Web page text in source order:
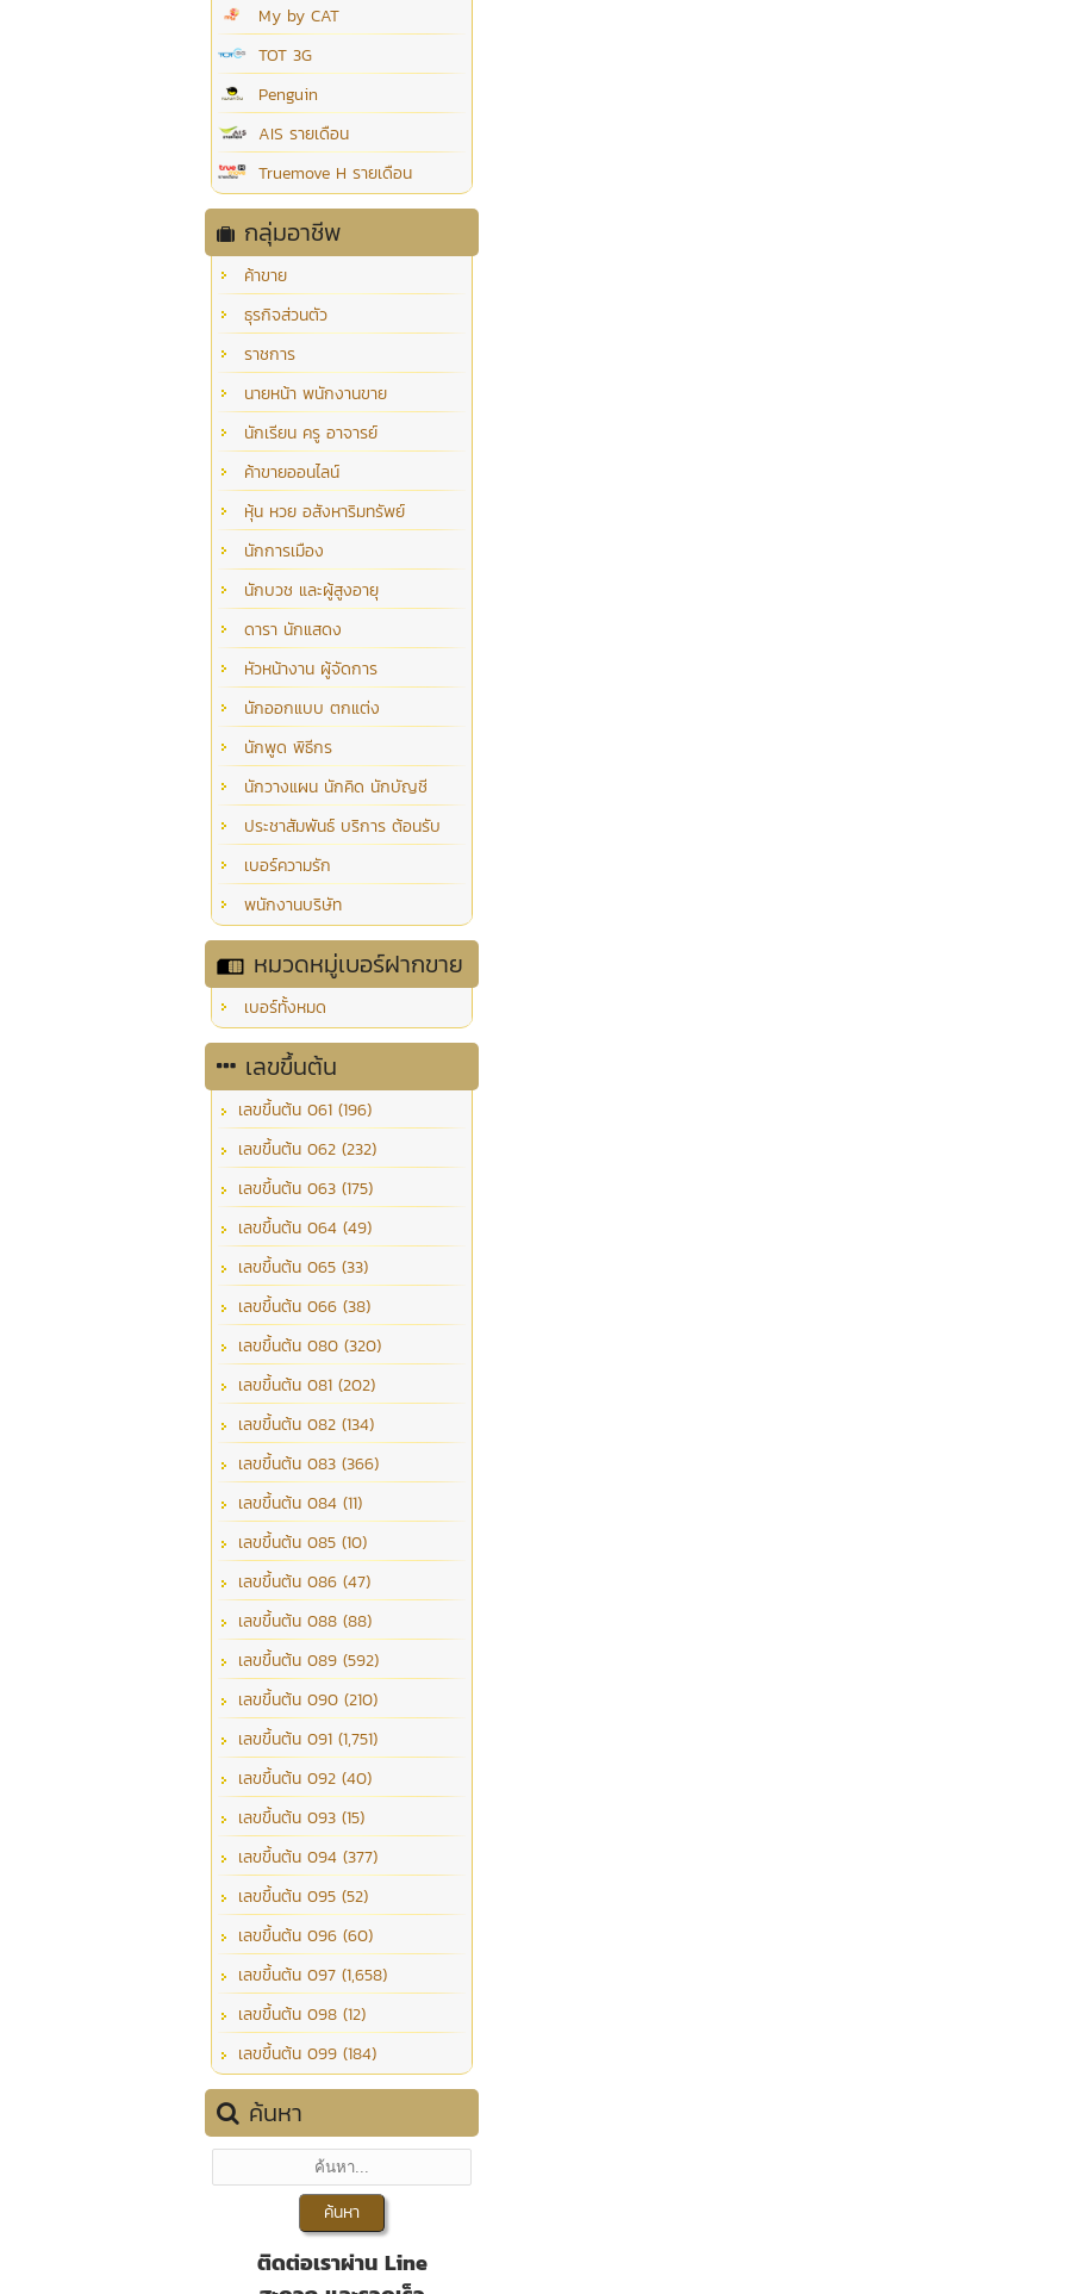
My by CAT
TOT 3G
Penguin
AIS รายเดือน
Truemove H รายเดือน
กลุ่มอาชีพ
ค้าขาย
ธุรกิจส่วนตัว
ราชการ
นายหน้า พนักงานขาย
นักเรียน ครู อาจารย์
ค้าขายออนไลน์
หุ้น หวย อสังหาริมทรัพย์
นักการเมือง
นักบวช และผู้สูงอายุ
ดารา นักแสดง
หัวหน้างาน ผู้จัดการ
นักออกแบบ ตกแต่ง
นักพูด พิธีกร
นักวางแผน นักคิด นักบัญชี
ประชาสัมพันธ์ บริการ ต้อนรับ
เบอร์ความรัก
พนักงานบริษัท
หมวดหมู่เบอร์ฝากขาย
เบอร์ทั้งหมด
เลขขึ้นต้น
เลขขึ้นต้น 061 (196)
เลขขึ้นต้น 062 (232)
เลขขึ้นต้น 063 (175)
เลขขึ้นต้น 064 (49)
เลขขึ้นต้น 065 (33)
เลขขึ้นต้น 066 (38)
เลขขึ้นต้น 080 (320)
เลขขึ้นต้น 081 (202)
เลขขึ้นต้น 082 (134)
เลขขึ้นต้น 083 (366)
เลขขึ้นต้น 084 (11)
เลขขึ้นต้น 085 (10)
เลขขึ้นต้น 086 (47)
เลขขึ้นต้น 088 (88)
เลขขึ้นต้น 089 (592)
เลขขึ้นต้น 090 (210)
เลขขึ้นต้น 091 (1,751)
เลขขึ้นต้น 092 (40)
เลขขึ้นต้น 093 (15)
เลขขึ้นต้น 094 (377)
เลขขึ้นต้น 095 (52)
เลขขึ้นต้น 096 (60)
เลขขึ้นต้น 097 (1,658)
เลขขึ้นต้น 098 (12)
เลขขึ้นต้น 099 (184)
ค้นหา
ติดต่อเราผ่าน Line